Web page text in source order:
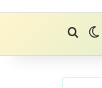
تغییر پوسته
جستجو برای